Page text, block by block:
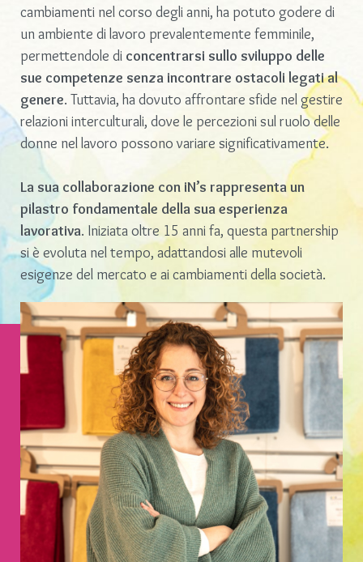
cambiamenti nel corso degli anni, ha potuto godere di
un ambiente di lavoro prevalentemente femminile,
permettendole di concentrarsi sullo sviluppo delle
sue competenze senza incontrare ostacoli legati al
genere. Tuttavia, ha dovuto affrontare sfide nel gestire
relazioni interculturali, dove le percezioni sul ruolo delle
donne nel lavoro possono variare significativamente.
La sua collaborazione con iN’s rappresenta un
pilastro fondamentale della sua esperienza
lavorativa. Iniziata oltre 15 anni fa, questa partnership
si è evoluta nel tempo, adattandosi alle mutevoli
esigenze del mercato e ai cambiamenti della società.